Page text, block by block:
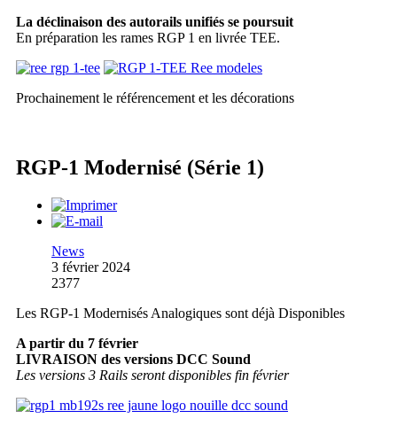
La déclinaison des autorails unifiés se poursuit
En préparation les rames RGP 1 en livrée TEE.
Prochainement le référencement et les décorations
RGP-1 Modernisé (Série 1)
News
3 février 2024
2377
Les RGP-1 Modernisés Analogiques sont déjà Disponibles
A partir du 7 février
LIVRAISON des versions DCC Sound
Les versions 3 Rails seront disponibles fin février